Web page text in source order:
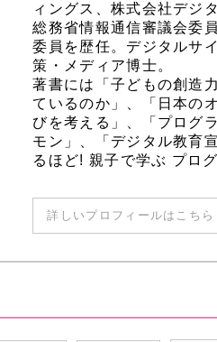
ィングス、株式会社デジ
総務省情報通信審議会委
委員を歴任。デジタルサ
策・メディア博士。
著書には「子どもの創造
ているのか」、「日本の
びを考える」、「プログ
モン」、「デジタル教育
るほど! 親子で学ぶ プロ
詳しいプロフィールはこち